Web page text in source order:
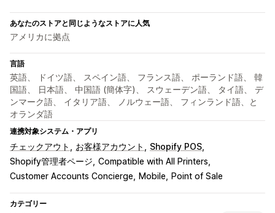
あなたのストアと同じようなストアに人気
アメリカに拠点
言語
英語、 ドイツ語、 スペイン語、 フランス語、 ポーランド語、 韓
国語、 日本語、 中国語 (簡体字)、 スウェーデン語、 タイ語、 デ
ンマーク語、 イタリア語、 ノルウェー語、 フィンランド語、と
オランダ語
連携対象システム・アプリ
チェックアウト お客様アカウント
Shopify POS
Shopify管理者ページ Compatible with All Printers
Customer Accounts Concierge
Mobile Point of Sale
カテゴリー